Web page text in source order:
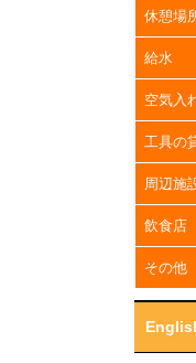
休憩場
給水
空気入
工具の
周辺施
飲食店
その他